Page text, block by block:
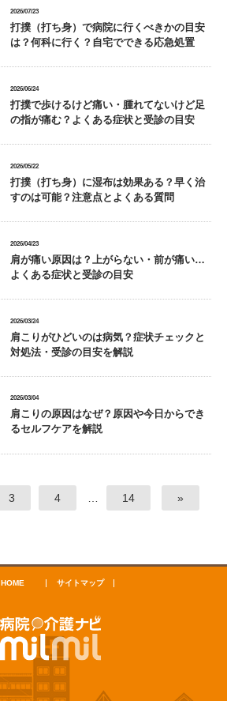
2026/07/23
打撲（打ち身）で病院に行くべきかの目安
は？何科に行く？自宅でできる応急処置
2026/06/24
打撲で歩けるけど痛い・腫れてないけど足
の指が痛む？よくある症状と受診の目安
2026/05/22
打撲（打ち身）に湿布は効果ある？早く治
すのは可能？注意点とよくある質問
2026/04/23
肩が痛い原因は？上がらない・前が痛い…
よくある症状と受診の目安
2026/03/24
肩こりがひどいのは病気？症状チェックと
対処法・受診の目安を解説
2026/03/04
肩こりの原因はなぜ？原因や今日からでき
るセルフケアを解説
3 4 14 »
HOME サイトマップ